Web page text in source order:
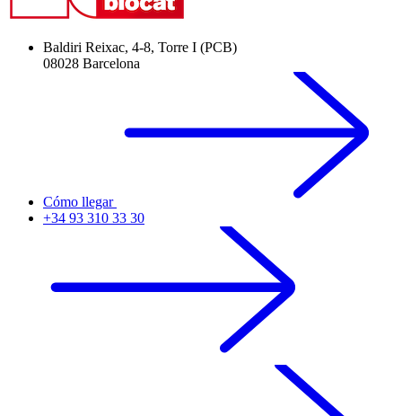
Baldiri Reixac, 4-8, Torre I (PCB)
08028 Barcelona
Cómo llegar
+34 93 310 33 30